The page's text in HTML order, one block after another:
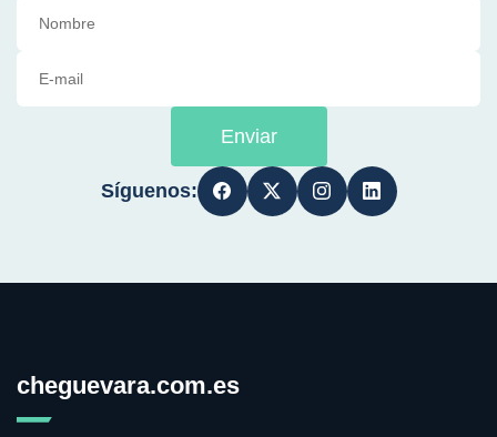
Enviar
Síguenos:
cheguevara.com.es